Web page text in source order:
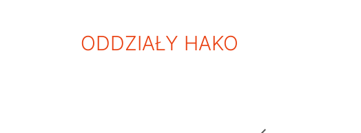
ODDZIAŁY HAKO